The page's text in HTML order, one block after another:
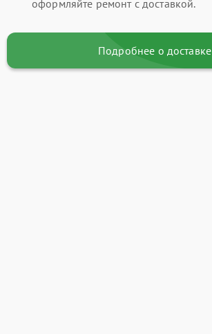
оформляйте ремонт с доставкой.
Подробнее о доставке